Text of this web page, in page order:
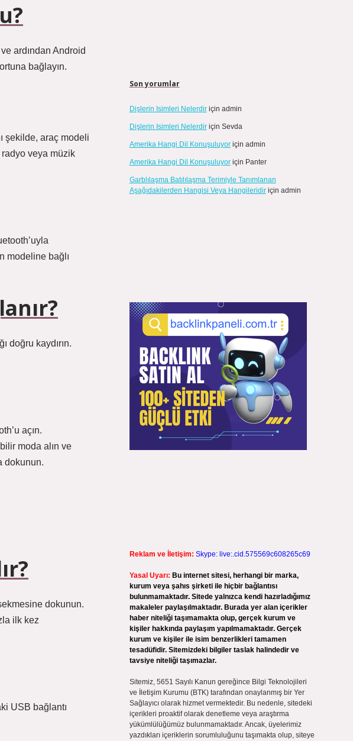
ardından Android
bağlayın.
şekilde, araç modeli
veya müzik
modeline bağlı
doğru kaydırın.
açın.
moda alın ve
dokunun.
dokunun.
ilk kez
USB bağlantı
Son yorumlar
Dişlerin Isimleri Nelerdiriçin admin
Dişlerin Isimleri Nelerdiriçin Sevda
Amerika Hangi Dil Konuşuluyoriçin admin
Amerika Hangi Dil Konuşuluyoriçin Panter
Garblılaşma Batılılaşma Terimiyle Tanımlanan
Aşağıdakilerden Hangisi Veya Hangileridiriçin admin
Reklam ve İletişim: Skype: live:.cid.575569c608265c69
Yasal Uyarı: Bu internet sitesi, herhangi bir marka,
kurum veya şahıs şirketi ile hiçbir bağlantısı
bulunmamaktadır. Sitede yalnızca kendi hazırladığımız
makaleler paylaşılmaktadır. Burada yer alan içerikler
haber niteliği taşımamakta olup, gerçek kurum ve
kişiler hakkında paylaşım yapılmamaktadır. Gerçek
kurum ve kişiler ile isim benzerlikleri tamamen
tesadüfidir. Sitemizdeki bilgiler taslak halindedir ve
tavsiye niteliği taşımazlar.
Sitemiz, 5651 Sayılı Kanun gereğince Bilgi Teknolojileri
ve İletişim Kurumu (BTK) tarafından onaylanmış bir Yer
Sağlayıcı olarak hizmet vermektedir. Bu nedenle, sitedeki
içerikleri proaktif olarak denetleme veya araştırma
yükümlülüğümüz bulunmamaktadır. Ancak, üyelerimiz
yazdıkları içeriklerin sorumluluğunu taşımakta olup, siteye